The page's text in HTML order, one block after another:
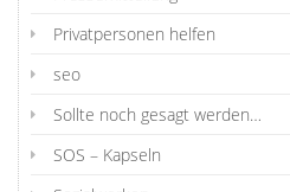
Privatpersonen helfen
seo
Sollte noch gesagt werden…
SOS – Kapseln